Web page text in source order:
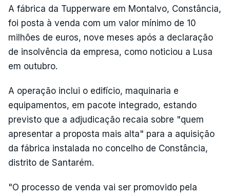
A fábrica da Tupperware em Montalvo, Constância,
foi posta à venda com um valor mínimo de 10
milhões de euros, nove meses após a declaração
de insolvência da empresa, como noticiou a Lusa
em outubro.
A operação inclui o edifício, maquinaria e
equipamentos, em pacote integrado, estando
previsto que a adjudicação recaia sobre "quem
apresentar a proposta mais alta" para a aquisição
da fábrica instalada no concelho de Constância,
distrito de Santarém.
"O processo de venda vai ser promovido pela